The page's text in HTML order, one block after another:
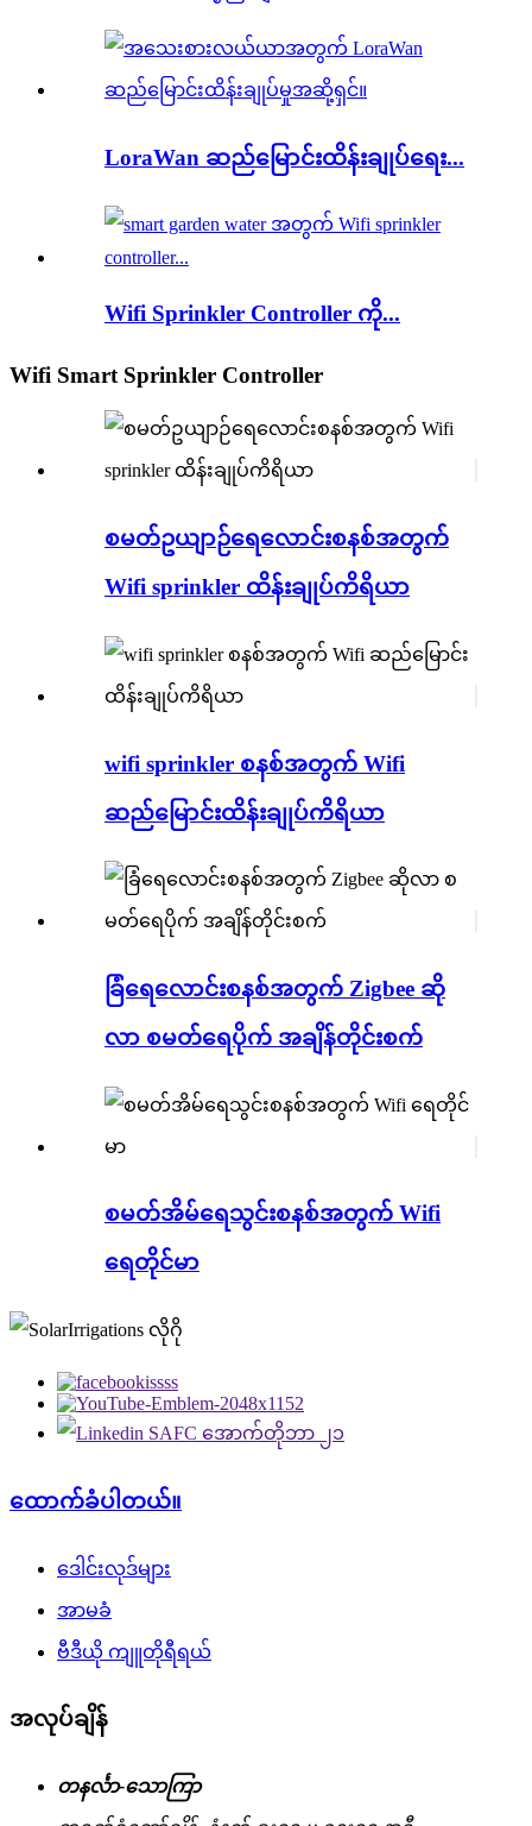
LoraWan ဆည်မြောင်းထိန်းချုပ်ရေး...
Wifi Sprinkler Controller ကို...
Wifi Smart Sprinkler Controller
စမတ်ဥယျာဉ်ရေလောင်းစနစ်အတွက်
Wifi sprinkler ထိန်းချုပ်ကိရိယာ
wifi sprinkler စနစ်အတွက် Wifi
ဆည်မြောင်းထိန်းချုပ်ကိရိယာ
ခြံရေလောင်းစနစ်အတွက် Zigbee ဆို
လာ စမတ်ရေပိုက် အချိန်တိုင်းစက်
စမတ်အိမ်ရေသွင်းစနစ်အတွက် Wifi
ရေတိုင်မာ
ထောက်ခံပါတယ်။
ဒေါင်းလုဒ်များ
အာမခံ
ဗီဒီယို ကျူတိုရီရယ်
အလုပ်ချိန်
တနင်္လာ-သောကြာ